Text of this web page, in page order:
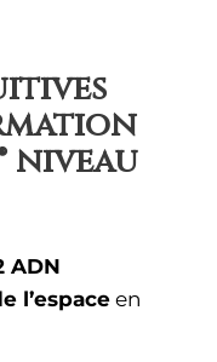
niveau
ADN
l’espace en